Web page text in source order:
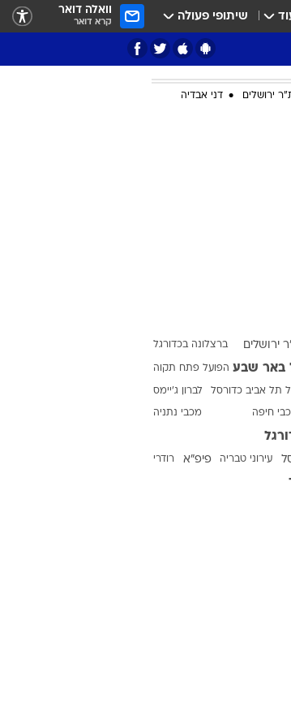
שיתופי פעולה וואלה דואר
קרא דואר
ירושלים דני אבדיה
ירושלים ברצלונה בכדורגל
באר שבע הפועל פתח תקוה
תל אביב כדורסל לברון ג'יימס
חיפה מכבי נתניה
עירוני טבריה פיפ"א רודרי